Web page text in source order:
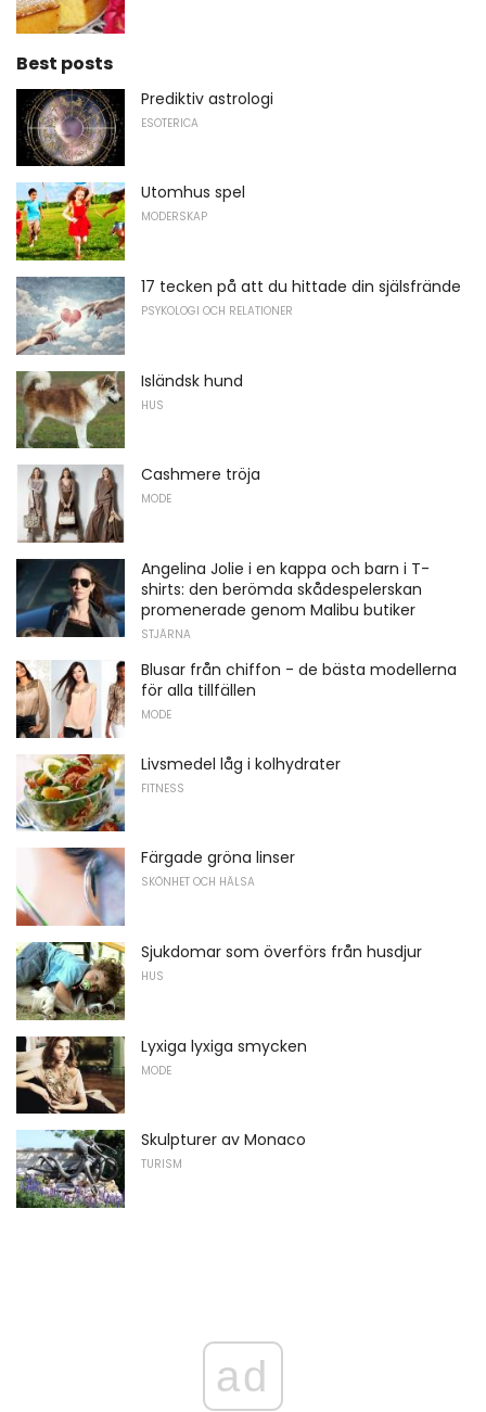
Best posts
Prediktiv astrologi
ESOTERICA
Utomhus spel
MODERSKAP
17 tecken på att du hittade din själsfrände
PSYKOLOGI OCH RELATIONER
Isländsk hund
HUS
Cashmere tröja
MODE
Angelina Jolie i en kappa och barn i T-
shirts: den berömda skådespelerskan
promenerade genom Malibu butiker
STJÄRNA
Blusar från chiffon - de bästa modellerna
för alla tillfällen
MODE
Livsmedel låg i kolhydrater
FITNESS
Färgade gröna linser
SKÖNHET OCH HÄLSA
Sjukdomar som överförs från husdjur
HUS
Lyxiga lyxiga smycken
MODE
Skulpturer av Monaco
TURISM
ad